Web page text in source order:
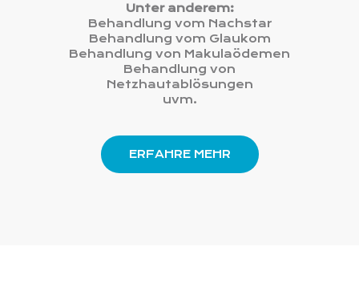
Unter anderem:
Behandlung vom Nachstar
Behandlung vom Glaukom
Behandlung von Makulaödemen
Behandlung von
Netzhautablösungen
uvm.
ERFAHRE MEHR